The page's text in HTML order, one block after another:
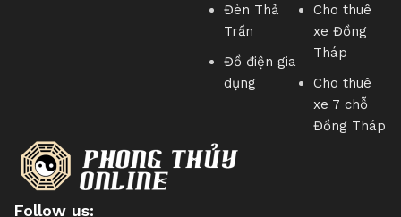
yêu của đời mình, những đôi yêu nhau mong muốn
Người đi làm muốn thăng quan tiến chức, công việc
Thương nhân mong muốn tài lộc, mua may bán đắt, sự
nghiệp phát triển.
Và nhiều nhiều mong muốn tốt đẹp nữa…
Phong thủy trực tuyến
Đèn Thả
Trần
Đồ điện gia
dụng
Cho thuê
xe Đồng
Tháp
Cho thuê
xe 7 chỗ
Đồng Tháp
Follow us: